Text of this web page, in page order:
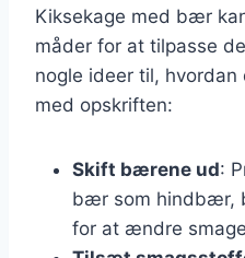
Kiksekage med bær
måder for at tilpasse
nogle ideer til,
med opskriften:
Skift bærene ud:
bær som hindbær,
for at ændre